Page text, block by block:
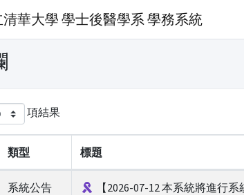
清華大學 學士後醫學系 學務系統
項結果
類型 標題
系統公告 【2026-07-12 本系統將進行